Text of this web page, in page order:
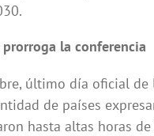
la conferencia
último día oficial de
de países
hasta altas horas